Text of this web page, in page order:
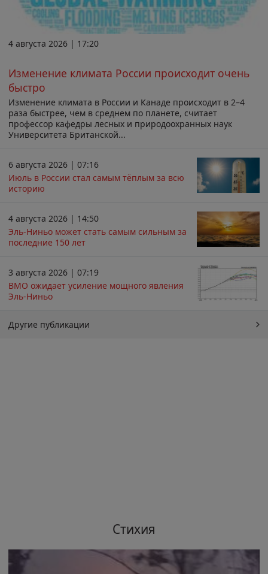
4 августа 2026 | 17:20
Изменение климата России происходит очень
быстро
Изменение климата в России и Канаде происходит в 2–4
раза быстрее, чем в среднем по планете, считает
профессор кафедры лесных и природоохранных наук
Университета Британской...
6 августа 2026 | 07:16
Июль в России стал самым тёплым за всю
историю
4 августа 2026 | 14:50
Эль-Ниньо может стать самым сильным за
последние 150 лет
3 августа 2026 | 07:19
ВМО ожидает усиление мощного явления
Эль-Ниньо
Другие публикации
Стихия